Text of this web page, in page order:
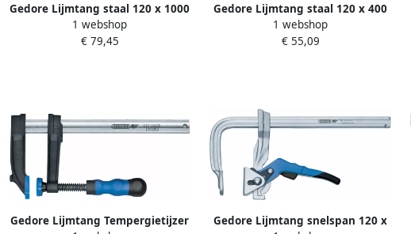
Gedore Lijmtang staal 120 x 1000
MM 1070320
1 webshop
€ 79,45
Gedore Lijmtang staal 120 x 400
MM 1070282
1 webshop
€ 55,09
Gedore Lijmtang Tempergietijzer
Gedore Lijmtang snelspan 120 x